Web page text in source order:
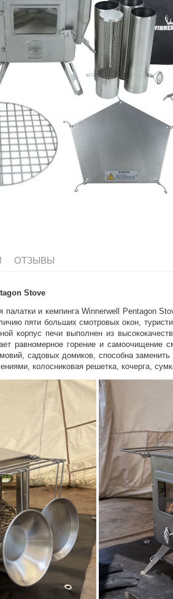
ГРАФИК
Сегодня
25 %
с
недели
ОТЗЫВЫ
Stove
палатки и кемпинга Winnerwell Pentagon
пяти больших смотровых окон,
корпус печи выполнен из
равномерное горение и
садовых домиков, способна
колосниковая решетка, кочерга,